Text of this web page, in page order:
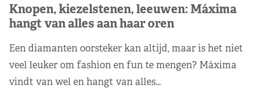
Knopen, kiezelstenen, leeuwen: Máxima
hangt van alles aan haar oren
Een diamanten oorsteker kan altijd, maar is het niet
veel leuker om fashion en fun te mengen? Máxima
vindt van wel en hangt van alles…